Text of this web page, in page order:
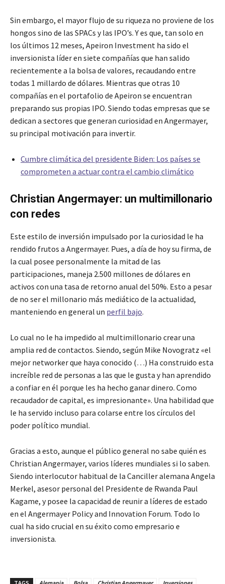
Sin embargo, el mayor flujo de su riqueza no proviene de los
hongos sino de las SPACs y las IPO’s. Y es que, tan solo en
los últimos 12 meses, Apeiron Investment ha sido el
inversionista líder en siete compañías que han salido
recientemente a la bolsa de valores, recaudando entre
todas 1 millardo de dólares. Mientras que otras 10
compañías en el portafolio de Apeiron se encuentran
preparando sus propias IPO. Siendo todas empresas que se
dedican a sectores que generan curiosidad en Angermayer,
su principal motivación para invertir.
Cumbre climática del presidente Biden: Los países se
comprometen a actuar contra el cambio climático
Christian Angermayer: un multimillonario
con redes
Este estilo de inversión impulsado por la curiosidad le ha
rendido frutos a Angermayer. Pues, a día de hoy su firma, de
la cual posee personalmente la mitad de las
participaciones, maneja 2.500 millones de dólares en
activos con una tasa de retorno anual del 50%. Esto a pesar
de no ser el millonario más mediático de la actualidad,
manteniendo en general un perfil bajo.
Lo cual no le ha impedido al multimillonario crear una
amplia red de contactos. Siendo, según Mike Novogratz «el
mejor networker que haya conocido (…) Ha construido esta
increíble red de personas a las que le gusta y han aprendido
a confiar en él porque les ha hecho ganar dinero. Como
recaudador de capital, es impresionante». Una habilidad que
le ha servido incluso para colarse entre los círculos del
poder político mundial.
Gracias a esto, aunque el público general no sabe quién es
Christian Angermayer, varios líderes mundiales si lo saben.
Siendo interlocutor habitual de la Canciller alemana Angela
Merkel, asesor personal del Presidente de Rwanda Paul
Kagame, y posee la capacidad de reunir a líderes de estado
en el Angermayer Policy and Innovation Forum. Todo lo
cual ha sido crucial en su éxito como empresario e
inversionista.